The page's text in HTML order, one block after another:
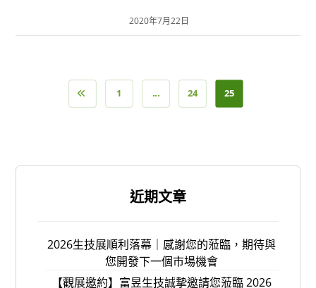
2020年7月22日
1 ... 24 25
近期文章
2026生技展順利落幕｜感謝您的蒞臨，期待與
您開發下一個市場機會
【觀展邀約】富昱生技誠摯邀請您蒞臨 2026